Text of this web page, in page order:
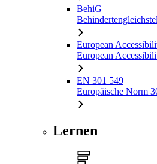
BehiG
European
European
EN 301 549
Europäische Norm
Lernen